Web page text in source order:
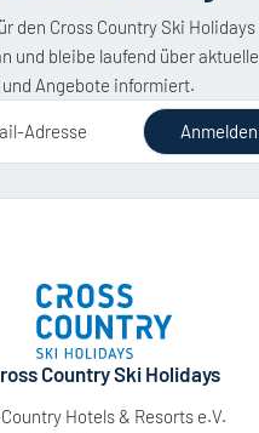
den Cross Country Ski Holidays
und bleibe laufend über aktuelle
Angebote informiert.
Adresse Anmelden
Country Ski Holidays
Hotels & Resorts e.V.